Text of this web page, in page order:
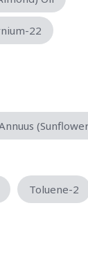
22
Toluene-2